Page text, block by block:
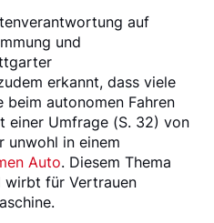
auf
und
erkannt, dass viele
beim autonomen Fahren
einer Umfrage (S. 32) von
unwohl in einem
Auto. Diesem Thema
wirbt für Vertrauen